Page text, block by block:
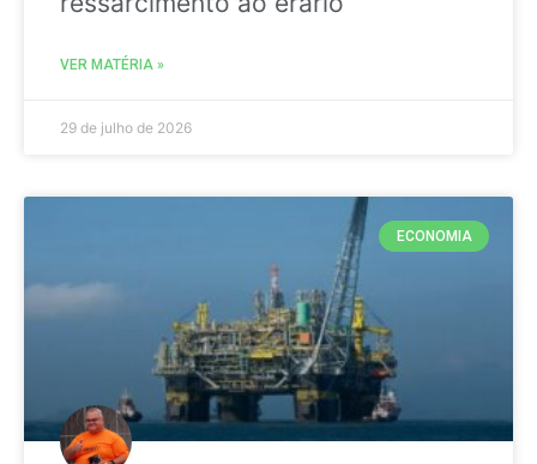
VER MATÉRIA »
29 de julho de 2026
ECONOMIA